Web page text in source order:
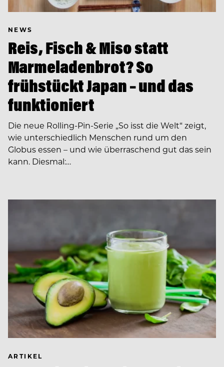
NEWS
Reis, Fisch & Miso statt
Marmeladenbrot? So
frühstückt Japan – und das
funktioniert
Die neue Rolling-Pin-Serie „So isst die Welt“ zeigt,
wie unterschiedlich Menschen rund um den
Globus essen – und wie überraschend gut das sein
kann. Diesmal:…
ARTIKEL